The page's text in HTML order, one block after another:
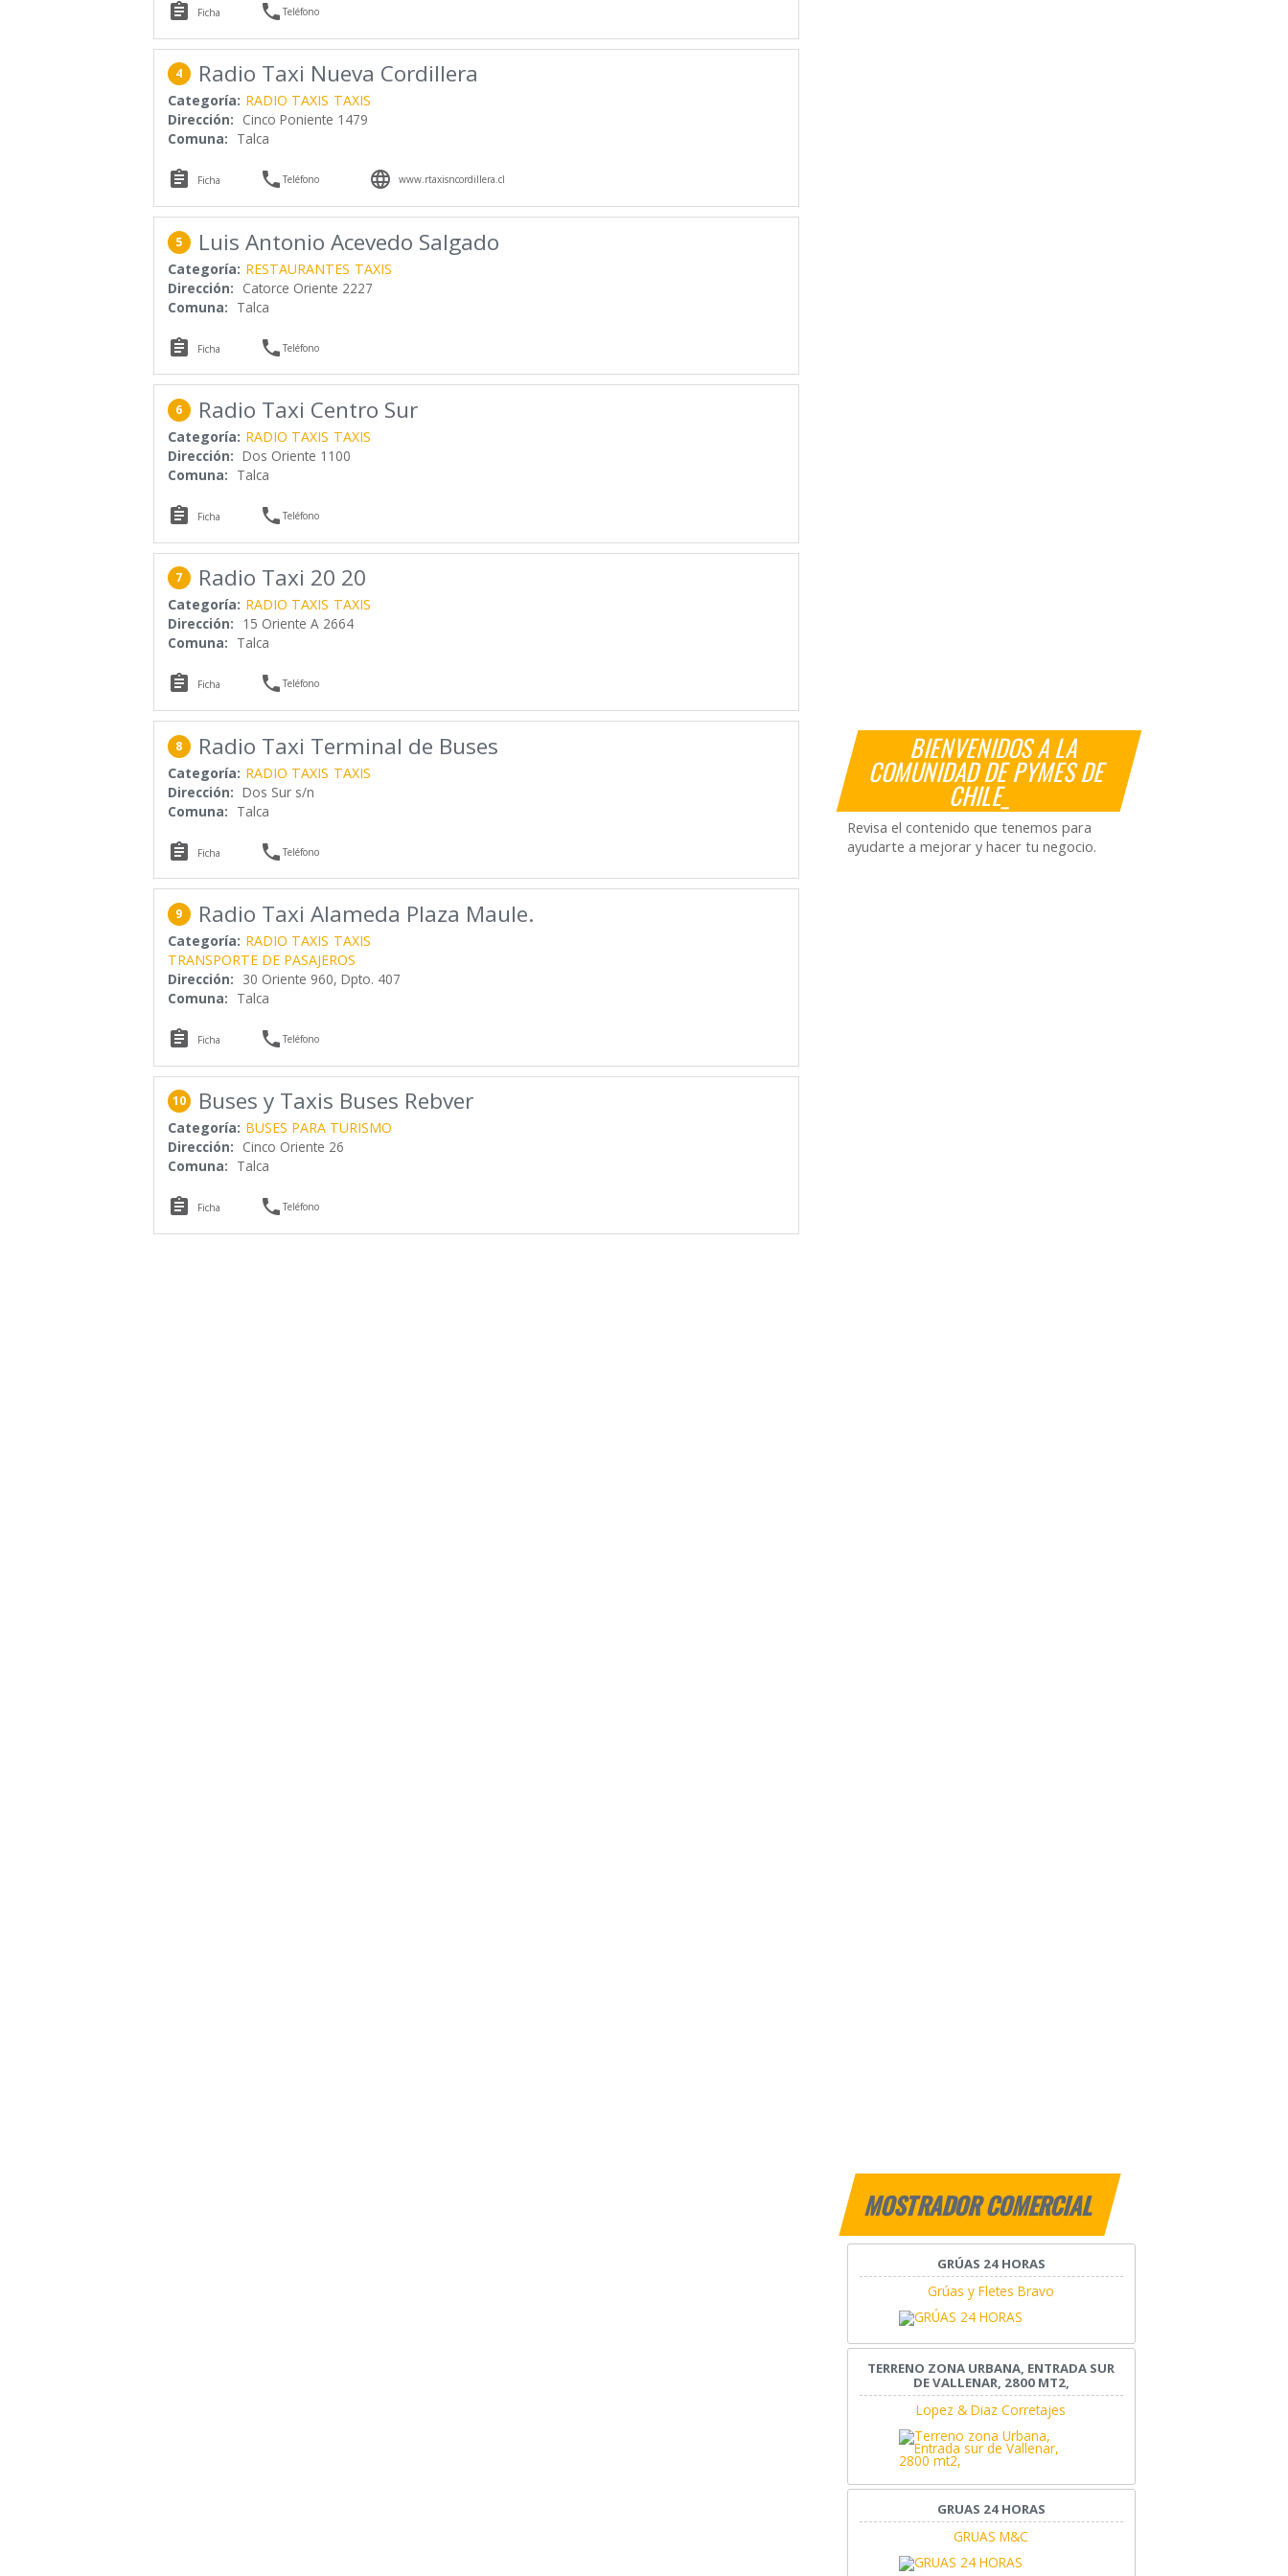
BIENVENIDOS A LA
COMUNIDAD DE PYMES DE
CHILE_
Revisa el contenido que tenemos para
ayudarte a mejorar y hacer tu negocio.
MOSTRADOR COMERCIAL
GRÚAS 24 HORAS
Grúas y Fletes Bravo
TERRENO ZONA URBANA, ENTRADA SUR
DE VALLENAR, 2800 MT2,
Lopez & Diaz Corretajes
GRUAS 24 HORAS
GRUAS M&C
 Ficha Teléfono
4 Radio Taxi Nueva Cordillera
Categoría: RADIO TAXIS TAXIS
Dirección: Cinco Poniente 1479
Comuna: Talca
 Ficha Teléfono  www.rtaxisncordillera.cl
5 Luis Antonio Acevedo Salgado
Categoría: RESTAURANTES TAXIS
Dirección: Catorce Oriente 2227
Comuna: Talca
 Ficha Teléfono
6 Radio Taxi Centro Sur
Categoría: RADIO TAXIS TAXIS
Dirección: Dos Oriente 1100
Comuna: Talca
 Ficha Teléfono
7 Radio Taxi 20 20
Categoría: RADIO TAXIS TAXIS
Dirección: 15 Oriente A 2664
Comuna: Talca
 Ficha Teléfono
8 Radio Taxi Terminal de Buses
Categoría: RADIO TAXIS TAXIS
Dirección: Dos Sur s/n
Comuna: Talca
 Ficha Teléfono
9 Radio Taxi Alameda Plaza Maule.
Categoría: RADIO TAXIS TAXIS
TRANSPORTE DE PASAJEROS
Dirección: 30 Oriente 960, Dpto. 407
Comuna: Talca
 Ficha Teléfono
10 Buses y Taxis Buses Rebver
Categoría: BUSES PARA TURISMO
Dirección: Cinco Oriente 26
Comuna: Talca
 Ficha Teléfono